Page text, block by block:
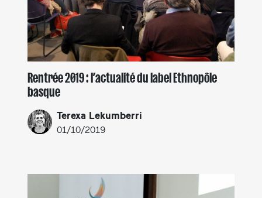
Rentrée 2019 : l’actualité du label Ethnopôle
basque
Terexa Lekumberri
01/10/2019